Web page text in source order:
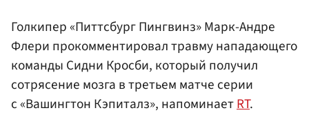
Голкипер «Питтсбург Пингвинз» Марк-Андре
Флери прокомментировал травму нападающего
команды Сидни Кросби, который получил
сотрясение мозга в третьем матче серии
с «Вашингтон Кэпиталз», напоминаетRT.